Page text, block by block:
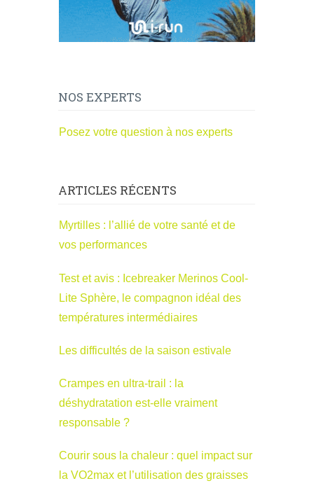
NOS EXPERTS
Posez votre question à nos experts
ARTICLES RÉCENTS
Myrtilles : l’allié de votre santé et de
vos performances
Test et avis : Icebreaker Merinos Cool-
Lite Sphère, le compagnon idéal des
températures intermédiaires
Les difficultés de la saison estivale
Crampes en ultra-trail : la
déshydratation est-elle vraiment
responsable ?
Courir sous la chaleur : quel impact sur
la VO2max et l’utilisation des graisses